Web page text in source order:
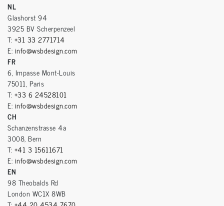
NL
Glashorst 94
3925 BV Scherpenzeel
T: +31 33 2771714
E: info@wsbdesign.com
FR
6, Impasse Mont-Louis
75011, Paris
T: +33 6 24528101
E: info@wsbdesign.com
CH
Schanzenstrasse 4a
3008, Bern
T: +41 3 15611671
E: info@wsbdesign.com
EN
98 Theobalds Rd
London WC1X 8WB